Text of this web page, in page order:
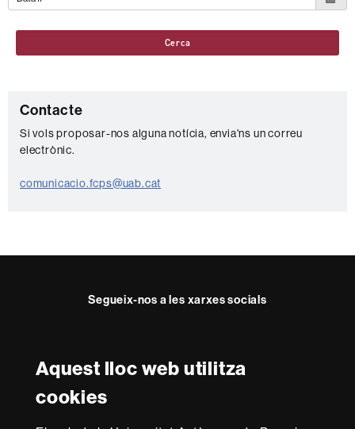
Aquest lloc web utilitza
cookies
Cerca
C
o
n
t
t
Contacte
Si vols proposar-nos alguna notícia, envia'ns un correu
electrònic.
comunicacio.fcps@uab.cat
Segueix-nos a les xarxes socials
Reconeixement internacional de l'excel·lència